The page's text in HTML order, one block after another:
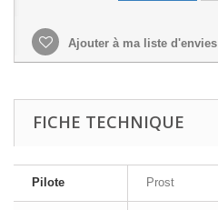
Ajouter à ma liste d'envies
FICHE TECHNIQUE
Pilote Prost